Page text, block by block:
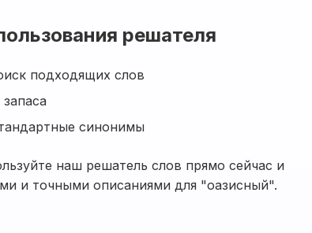
решателя
подходящих слов
синонимы
наш решатель слов прямо сейчас и
и точными описаниями для "оазисный".